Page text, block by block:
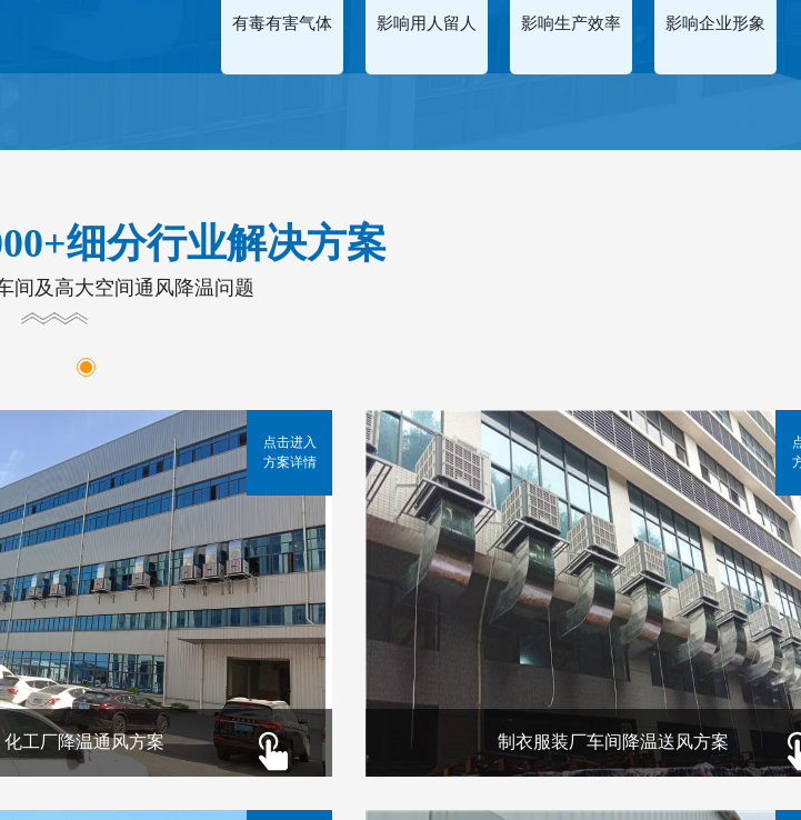
有毒有害气体 影响用人留人 影响生产效率 影响企业形象
细分行业解决方案
间及高大空间通风降温问题
化工厂降温通风方案
点击进入
方案详情
制衣服装厂车间降温送风方案